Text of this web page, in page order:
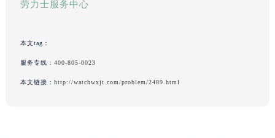
劳力士服务中心
本文tag：
服务专线： 400-805-0023
本文链接： http://watchwxjt.com/problem/2489.html